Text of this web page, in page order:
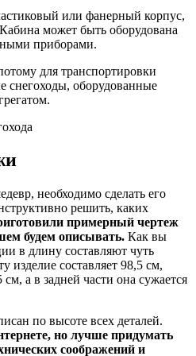
или фанерный корпус,
может быть оборудована
приборами.
для транспортировки
снегоходы, оборудованные
необходимо сделать его
решить, каких
примерный чертеж
будем описывать. Как вы
в длину составляют чуть
изделие составляет 98,5 см,
а в задней части она сужается
по высоте всех деталей.
но лучше придумать
соображений и